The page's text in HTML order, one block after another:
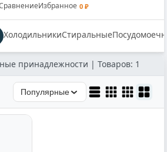
Избранное 0 ₽
ХолодильникиСтиральные
принадлежности | Товаров: 1
Популярные